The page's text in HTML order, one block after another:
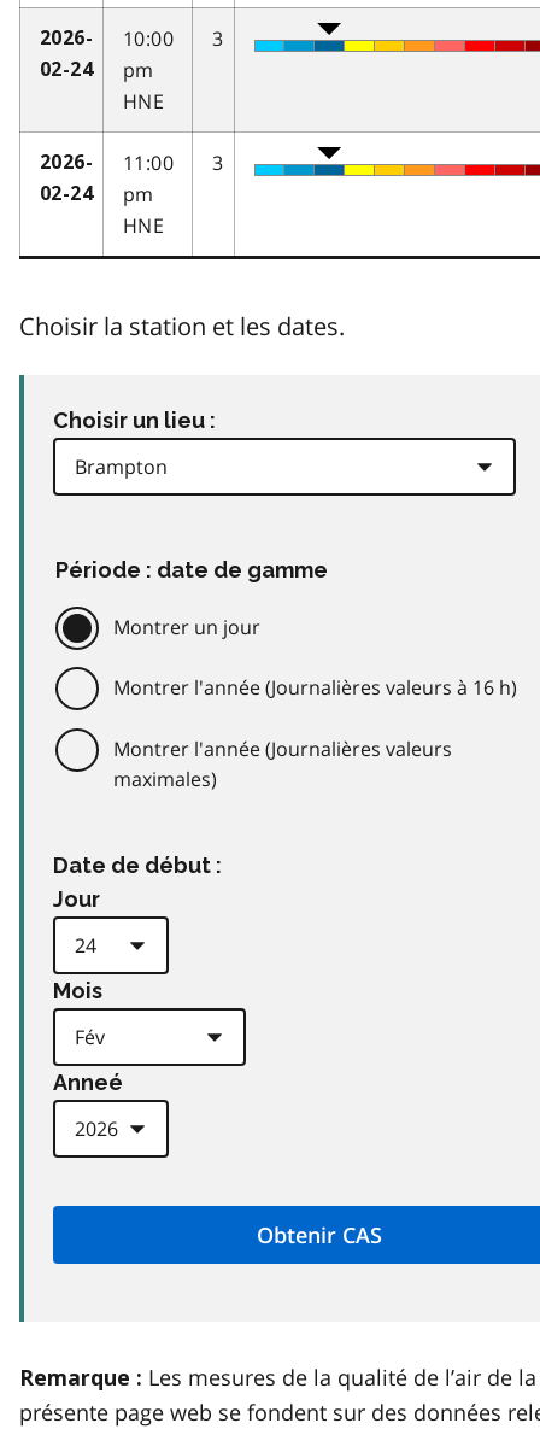
2026-
02-24
10:00
pm
HNE
3
2026-
02-24
11:00
pm
HNE
3
Choisir la station et les dates.
Choisir un lieu :
Période : date de gamme
Montrer un jour
Montrer l'année (Journalières valeurs à 16 h)
Montrer l'année (Journalières valeurs
maximales)
Date de début :
Jour
Mois
Anneé
Remarque : Les mesures de la qualité de l’air de la
présente page web se fondent sur des données